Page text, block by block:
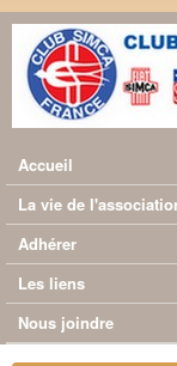
Menu principal
Accueil
La vie de
Adhérer
Les liens
Nous joindre